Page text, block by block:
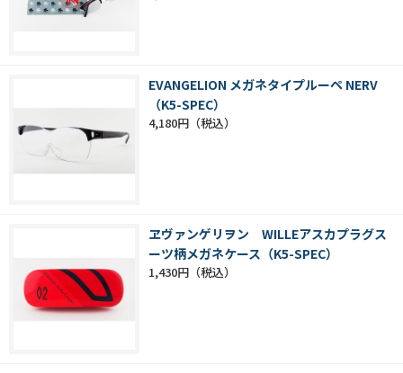
EVANGELION メガネタイプルーペ NERV
（K5-SPEC）
4,180円
ヱヴァンゲリヲン WILLEアスカプラグス
ーツ柄メガネケース（K5-SPEC）
1,430円